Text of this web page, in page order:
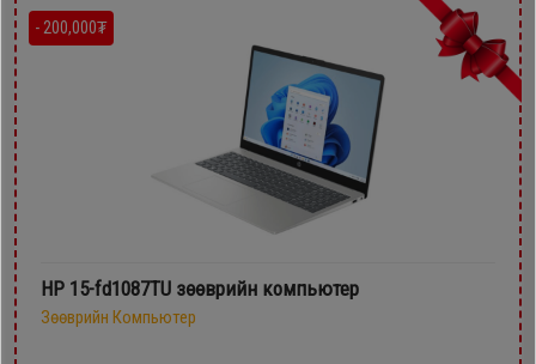
- 200,000₮
HP 15-fd1087TU зөөврийн компьютер
Зөөврийн Компьютер